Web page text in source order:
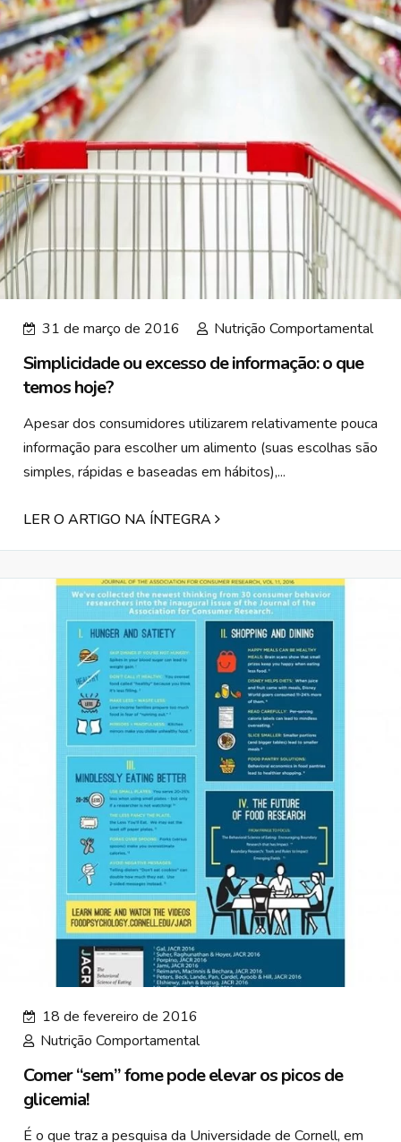
31 de março de 2016 Nutrição Comportamental
Simplicidade ou excesso de informação: o que
temos hoje?
Apesar dos consumidores utilizarem relativamente pouca
informação para escolher um alimento (suas escolhas são
simples, rápidas e baseadas em hábitos),...
LER O ARTIGO NA ÍNTEGRA
18 de fevereiro de 2016
Nutrição Comportamental
Comer “sem” fome pode elevar os picos de
glicemia!
É o que traz a pesquisa da Universidade de Cornell, em